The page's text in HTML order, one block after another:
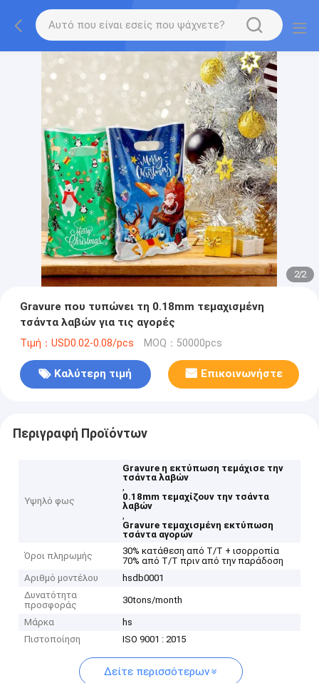
2/2
Gravure που τυπώνει τη 0.18mm τεμαχισμένη
τσάντα λαβών για τις αγορές
Τιμή：USD0.02-0.08/pcs MOQ：50000pcs
Καλύτερη τιμή Επικοινωνήστε
Περιγραφή Προϊόντων
Υψηλό φως
Gravure η εκτύπωση τεμάχισε την
τσάντα λαβών
,
0.18mm τεμαχίζουν την τσάντα
λαβών
,
Gravure τεμαχισμένη εκτύπωση
τσάντα αγορών
Όροι πληρωμής
30% κατάθεση από T/T + ισορροπία
70% από T/T πριν από την παράδοση
Αριθμό μοντέλου
hsdb0001
Δυνατότητα
προσφοράς
30tons/month
Μάρκα
hs
Πιστοποίηση
ISO 9001 : 2015
Δείτε περισσότερων